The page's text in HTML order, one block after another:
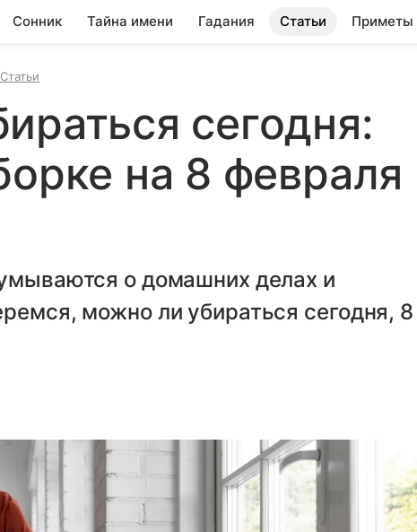
Сонник Тайна имени Гадания Статьи Приметы
Статьи
сегодня:
на 8 февраля
о домашних делах и
можно ли убираться сегодня, 8